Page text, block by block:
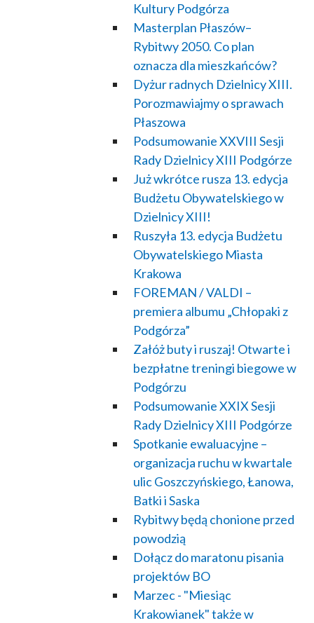
Kultury Podgórza
Masterplan Płaszów–
Rybitwy 2050. Co plan
oznacza dla mieszkańców?
Dyżur radnych Dzielnicy XIII.
Porozmawiajmy o sprawach
Płaszowa
Podsumowanie XXVIII Sesji
Rady Dzielnicy XIII Podgórze
Już wkrótce rusza 13. edycja
Budżetu Obywatelskiego w
Dzielnicy XIII!
Ruszyła 13. edycja Budżetu
Obywatelskiego Miasta
Krakowa
FOREMAN / VALDI –
premiera albumu „Chłopaki z
Podgórza”
Załóż buty i ruszaj! Otwarte i
bezpłatne treningi biegowe w
Podgórzu
Podsumowanie XXIX Sesji
Rady Dzielnicy XIII Podgórze
Spotkanie ewaluacyjne –
organizacja ruchu w kwartale
ulic Goszczyńskiego, Łanowa,
Batki i Saska
Rybitwy będą chonione przed
powodzią
Dołącz do maratonu pisania
projektów BO
Marzec - "Miesiąc
Krakowianek" także w